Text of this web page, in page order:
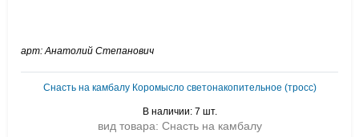
арт: Анатолий Степанович
Снасть на камбалу Коромысло светонакопительное (тросс)
В наличии: 7 шт.
вид товара: Снасть на камбалу